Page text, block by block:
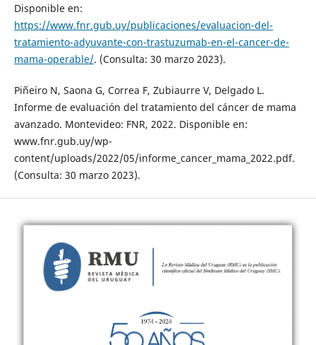
Disponible en:
https://www.fnr.gub.uy/publicaciones/evaluacion-del-
tratamiento-adyuvante-con-trastuzumab-en-el-cancer-de-
mama-operable/. (Consulta: 30 marzo 2023).
Piñeiro N, Saona G, Correa F, Zubiaurre V, Delgado L.
Informe de evaluación del tratamiento del cáncer de mama
avanzado. Montevideo: FNR, 2022. Disponible en:
www.fnr.gub.uy/wp-
content/uploads/2022/05/informe_cancer_mama_2022.pdf.
(Consulta: 30 marzo 2023).